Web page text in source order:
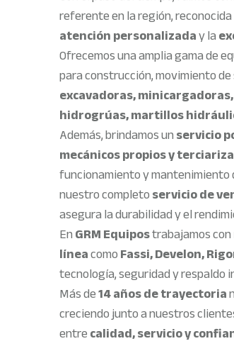
referente en la región,
atención personalizaday la
Ofrecemos una amplia gama de
para construcción, movimiento
excavadoras,
hidrogrúas, martillos
Además, brindamos unservicio
mecánicos propios y
funcionamiento y mantenimiento
nuestro completoservicio de
asegura la durabilidad y el
EnGRM Equipostrabajamos con
líneacomoFassi, Develon,
tecnología, seguridad y respaldo
Más de14 años de trayectoria
creciendo junto a nuestros
entrecalidad, servicio y